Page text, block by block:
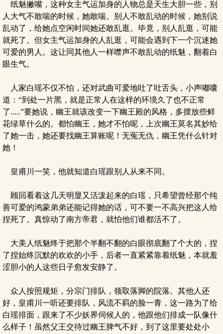
纸魅撇嘴，这种女主气运加身的人物总是天生大胆一些，别
人大气不敢喘的时候，她敢喘。别人不敢乱动的时候，她别说
乱动了，给她点空闲时间她还敢乱逛。毕竟，别人乱逛，可能
就死了。但女主气运加身的人乱逛，可能会遇到下一个沉迷她
可爱的男人。这让同其他人一样噤声不敢乱动的纸魅，翻着白
眼生气。
人家白瑶不仅不怕，还对武曲可爱地吐了吐舌头，小声嘟囔
道：“到处一片黑，就是正常人在这样的环境久了也不正常
了.....”要她说，幽王就该改变一下幽王殿的风格，多摆放些鲜
花绿草什么的。都怕幽王，她才不怕呢，上次幽王莫名其妙给
了她一击，她还要找幽王算账呢！无冤无仇，幽王凭什么针对
她！
皇甫川一笑，他就知道白瑶跟别人从来不同。
顾回看着这几天明显又活泼起来的白瑶，只希望曾经那个纯
善可爱的鸿蒙弟弟还能记得她的话，可不要一不高兴把这人给
捏死了。真惊动了南方帝君，就怕他们谁都活不了。
大美人纸魅终于把那个半翻不翻的白眼彻底翻了个大的，捏
了捏始终沉默的欢欢的小手，后者一直紧紧靠着纸魅，本就羞
涩胆小的人这些日子愈发安静了。
众人按照规矩，分宗门排队，领取落脚的院落。其他人还
好，皇甫川一听还要排队，风流不羁的脸一青，这一路为了给
白瑶排面，跟来了不少妖界伺候人的，他跟他们排成一队像什
么样子！虽然父王交待过幽王脾气不好，到了这里要处处小